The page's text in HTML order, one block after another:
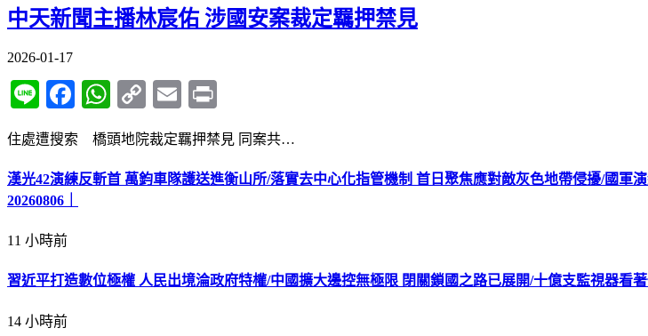
中天新聞主播林宸佑 涉國安案裁定羈押禁見
2026-01-17
LineFacebook
WhatsApp
CopyEmail
住處遭搜索 橋頭地院裁定羈押禁見 同案共…
漢光42演練反斬首 萬鈞車隊護送進衡山所/落實去中心化指管機制 首日聚焦應對敵灰色地帶侵擾/國軍
20260806｜
11 小時前
習近平打造數位極權 人民出境淪政府特權/中國擴大邊控無極限 閉關鎖國之路已展開/十億支監視器看
14 小時前